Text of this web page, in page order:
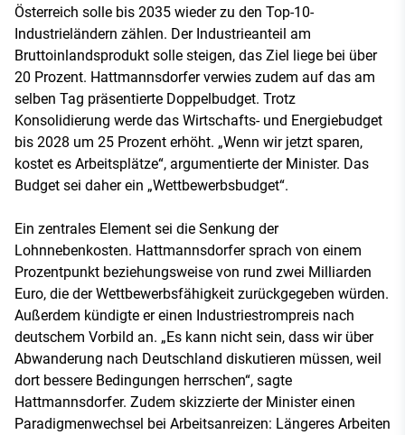
Österreich solle bis 2035 wieder zu den Top-10-
Industrieländern zählen. Der Industrieanteil am
Bruttoinlandsprodukt solle steigen, das Ziel liege bei über
20 Prozent. Hattmannsdorfer verwies zudem auf das am
selben Tag präsentierte Doppelbudget. Trotz
Konsolidierung werde das Wirtschafts- und Energiebudget
bis 2028 um 25 Prozent erhöht. „Wenn wir jetzt sparen,
kostet es Arbeitsplätze“, argumentierte der Minister. Das
Budget sei daher ein „Wettbewerbsbudget“.
Ein zentrales Element sei die Senkung der
Lohnnebenkosten. Hattmannsdorfer sprach von einem
Prozentpunkt beziehungsweise von rund zwei Milliarden
Euro, die der Wettbewerbsfähigkeit zurückgegeben würden.
Außerdem kündigte er einen Industriestrompreis nach
deutschem Vorbild an. „Es kann nicht sein, dass wir über
Abwanderung nach Deutschland diskutieren müssen, weil
dort bessere Bedingungen herrschen“, sagte
Hattmannsdorfer. Zudem skizzierte der Minister einen
Paradigmenwechsel bei Arbeitsanreizen: Längeres Arbeiten